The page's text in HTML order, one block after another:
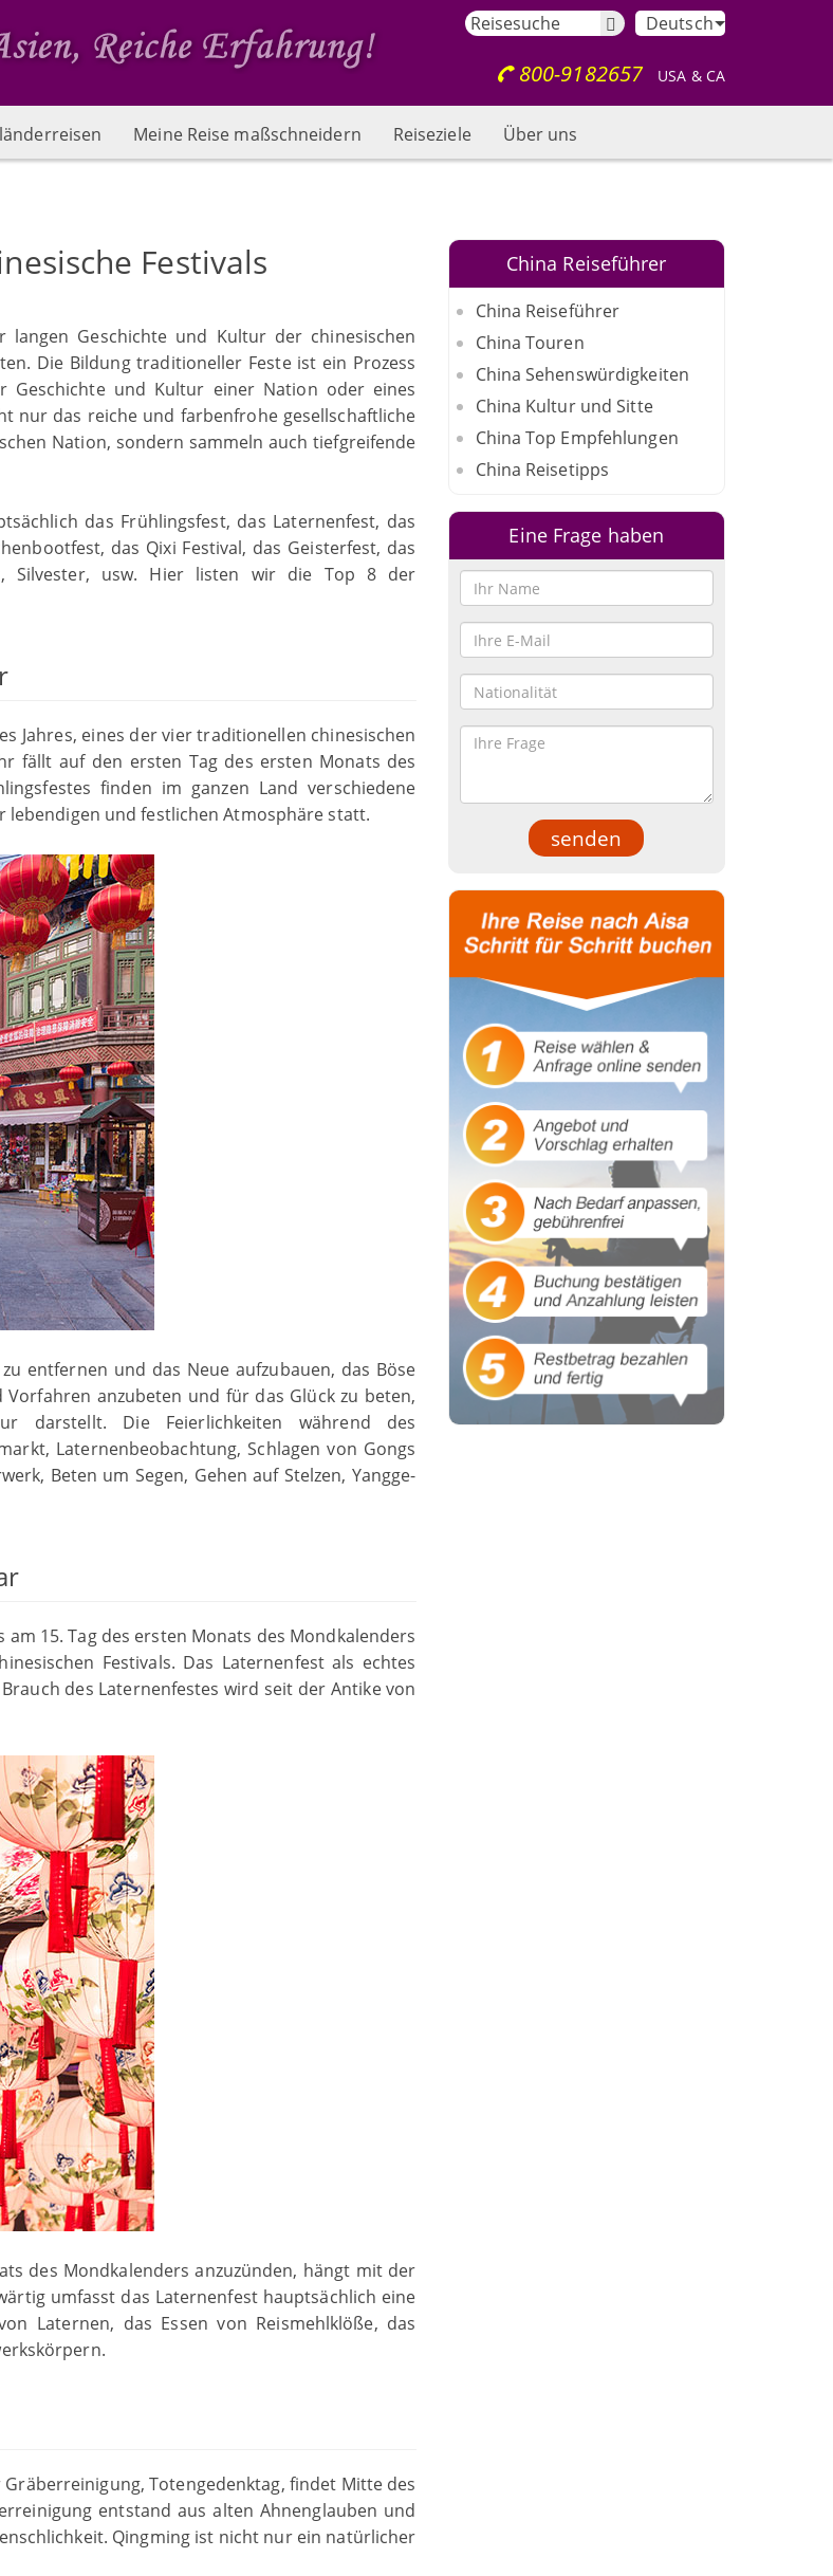
Deutsch
800-9182657 USA & CA
Meine Reise maßschneidern Reiseziele Über uns
Festivals
Geschichte und Kultur der chinesischen
Die Bildung traditioneller Feste ist ein Prozess
Geschichte und Kultur einer Nation oder eines
nur das reiche und farbenfrohe gesellschaftliche
Nation, sondern sammeln auch tiefgreifende
das Frühlingsfest, das Laternenfest, das
das Qixi Festival, das Geisterfest, das
Silvester, usw. Hier listen wir die Top 8 der
Jahres, eines der vier traditionellen chinesischen
fällt auf den ersten Tag des ersten Monats des
finden im ganzen Land verschiedene
und festlichen Atmosphäre statt.
entfernen und das Neue aufzubauen, das Böse
anzubeten und für das Glück zu beten,
darstellt. Die Feierlichkeiten während des
Laternenbeobachtung, Schlagen von Gongs
Beten um Segen, Gehen auf Stelzen, Yangge-
15. Tag des ersten Monats des Mondkalenders
Festivals. Das Laternenfest als echtes
des Laternenfestes wird seit der Antike von
des Mondkalenders anzuzünden, hängt mit der
umfasst das Laternenfest hauptsächlich eine
Laternen, das Essen von Reismehlklöße, das
Totengedenktag, findet Mitte des
entstand aus alten Ahnenglauben und
Qingming ist nicht nur ein natürlicher
China Reiseführer
China Reiseführer
China Touren
China Sehenswürdigkeiten
China Kultur und Sitte
China Top Empfehlungen
China Reisetipps
Eine Frage haben
senden